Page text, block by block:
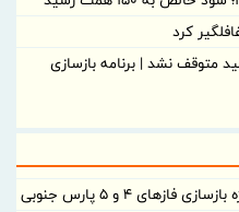
کرد
متوقف نشد | برنامه بازسازی
۴ و ۵ پارس جنوبی